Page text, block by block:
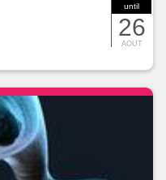
until
26
AOUT